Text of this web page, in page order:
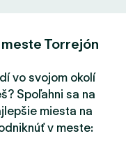
Torrejón
vo svojom okolí
Spoľahni sa na
miesta na
v meste: